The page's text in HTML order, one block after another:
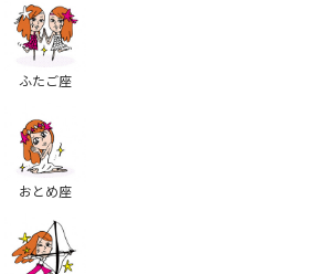
ふたご座
おとめ座